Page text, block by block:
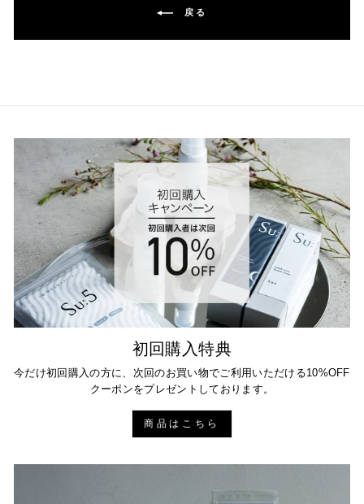
戻る
初回購入特典
今だけ初回購入の方に、次回のお買い物でご利用いただける10%OFF
クーポンをプレゼントしております。
商品はこちら